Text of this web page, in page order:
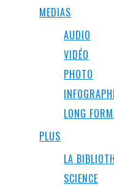
MEDIAS
AUDIO
VIDÉO
PHOTO
LONG
PLUS
LA
SCIENCE